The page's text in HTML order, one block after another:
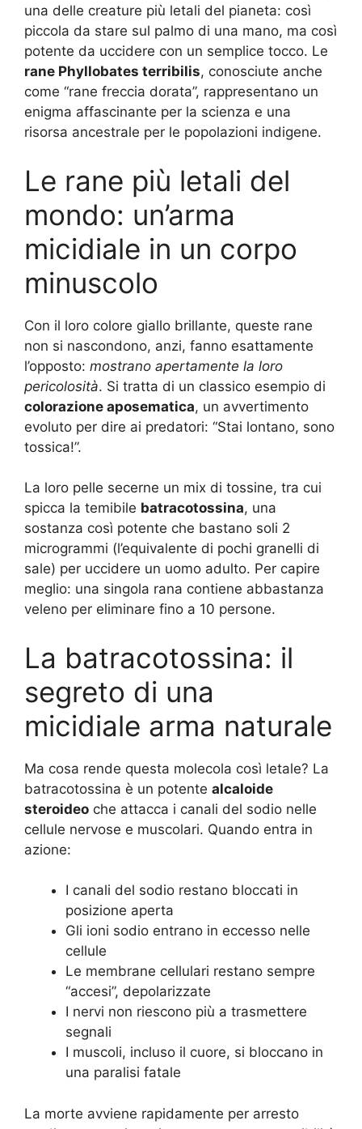
una delle creature più letali del pianeta: così
piccola da stare sul palmo di una mano, ma così
potente da uccidere con un semplice tocco. Le
rane Phyllobates terribilis, conosciute anche
come “rane freccia dorata”, rappresentano un
enigma affascinante per la scienza e una
risorsa ancestrale per le popolazioni indigene.
Le rane più letali del
mondo: un’arma
micidiale in un corpo
minuscolo
Con il loro colore giallo brillante, queste rane
non si nascondono, anzi, fanno esattamente
l’opposto: mostrano apertamente la loro
pericolosità. Si tratta di un classico esempio di
colorazione aposematica, un avvertimento
evoluto per dire ai predatori: “Stai lontano, sono
tossica!”.
La loro pelle secerne un mix di tossine, tra cui
spicca la temibile batracotossina, una
sostanza così potente che bastano soli 2
microgrammi (l’equivalente di pochi granelli di
sale) per uccidere un uomo adulto. Per capire
meglio: una singola rana contiene abbastanza
veleno per eliminare fino a 10 persone.
La batracotossina: il
segreto di una
micidiale arma naturale
Ma cosa rende questa molecola così letale? La
batracotossina è un potente alcaloide
steroideo che attacca i canali del sodio nelle
cellule nervose e muscolari. Quando entra in
azione:
I canali del sodio restano bloccati in
posizione aperta
Gli ioni sodio entrano in eccesso nelle
cellule
Le membrane cellulari restano sempre
“accesi”, depolarizzate
I nervi non riescono più a trasmettere
segnali
I muscoli, incluso il cuore, si bloccano in
una paralisi fatale
La morte avviene rapidamente per arresto